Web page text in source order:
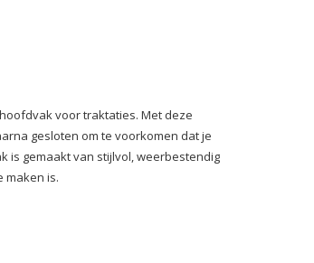
voor traktaties. Met deze
gesloten om te voorkomen dat je
is gemaakt van stijlvol, weerbestendig
maken is.